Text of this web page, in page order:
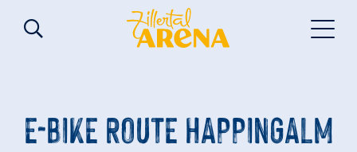
E-BIKE ROUTE HAPPINGALM